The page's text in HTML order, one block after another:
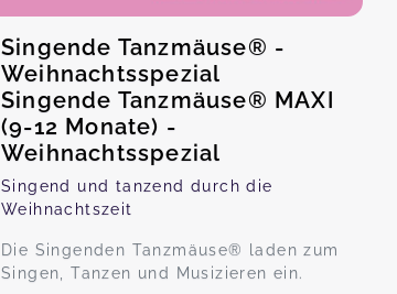
Singende Tanzmäuse® -
Weihnachtsspezial
Singende Tanzmäuse® MAXI
(9-12 Monate) -
Weihnachtsspezial
Singend und tanzend durch die
Weihnachtszeit
Die Singenden Tanzmäuse® laden zum
Singen, Tanzen und Musizieren ein.